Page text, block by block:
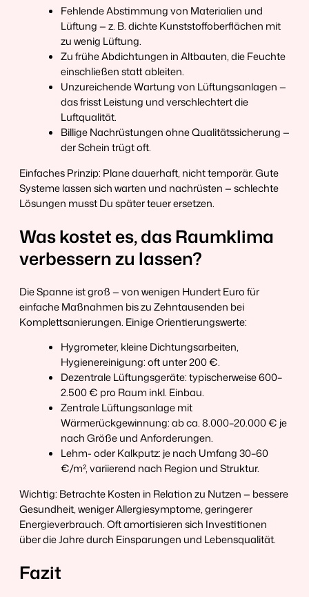
Fehlende Abstimmung von Materialien und
Lüftung — z. B. dichte Kunststoffoberflächen mit
zu wenig Lüftung.
Zu frühe Abdichtungen in Altbauten, die Feuchte
einschließen statt ableiten.
Unzureichende Wartung von Lüftungsanlagen —
das frisst Leistung und verschlechtert die
Luftqualität.
Billige Nachrüstungen ohne Qualitätssicherung —
der Schein trügt oft.
Einfaches Prinzip: Plane dauerhaft, nicht temporär. Gute
Systeme lassen sich warten und nachrüsten — schlechte
Lösungen musst Du später teuer ersetzen.
Was kostet es, das Raumklima
verbessern zu lassen?
Die Spanne ist groß — von wenigen Hundert Euro für
einfache Maßnahmen bis zu Zehntausenden bei
Komplettsanierungen. Einige Orientierungswerte:
Hygrometer, kleine Dichtungsarbeiten,
Hygienereinigung: oft unter 200 €.
Dezentrale Lüftungsgeräte: typischerweise 600–
2.500 € pro Raum inkl. Einbau.
Zentrale Lüftungsanlage mit
Wärmerückgewinnung: ab ca. 8.000–20.000 € je
nach Größe und Anforderungen.
Lehm- oder Kalkputz: je nach Umfang 30–60
€/m², variierend nach Region und Struktur.
Wichtig: Betrachte Kosten in Relation zu Nutzen — bessere
Gesundheit, weniger Allergiesymptome, geringerer
Energieverbrauch. Oft amortisieren sich Investitionen
über die Jahre durch Einsparungen und Lebensqualität.
Fazit